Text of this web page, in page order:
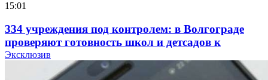
15:01
334 учреждения под контролем: в Волгограде
проверяют готовность школ и детсадов к
учебному году
Эксклюзив